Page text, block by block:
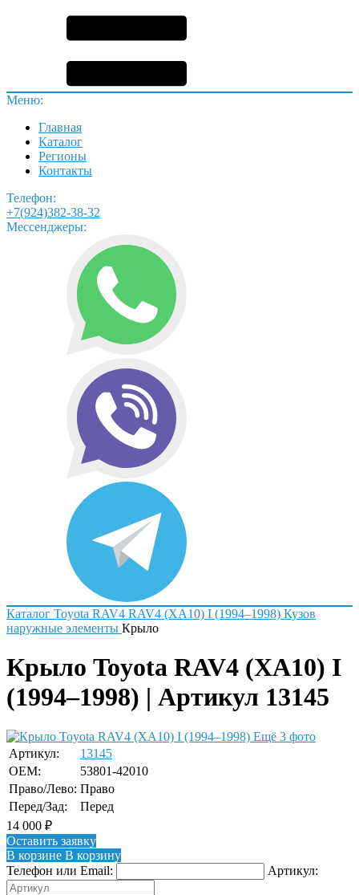
Меню:
Главная
Каталог
Регионы
Контакты
Телефон:
+7(924)382-38-32
Мессенджеры:
Каталог Toyota RAV4 RAV4 (XA10) I (1994–1998) Кузов
наружные элементы Крыло
Крыло Toyota RAV4 (XA10) I
(1994–1998) | Артикул 13145
Ещё 3 фото
Артикул:
13145
OEM:
53801-42010
Право/Лево: Право
Перед/Зад:
Перед
14 000 ₽
Оставить заявку
В корзине В корзину
Телефон или Email:
Артикул: